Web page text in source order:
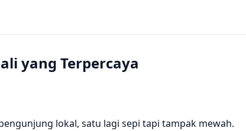
yang Terpercaya
lokal, satu lagi sepi tapi tampak mewah.